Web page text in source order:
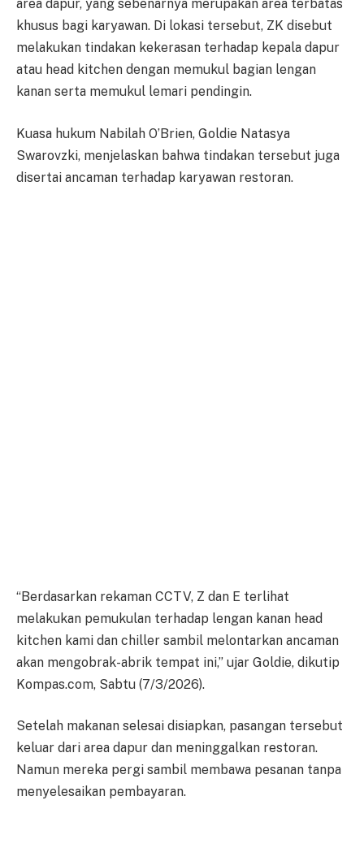
area dapur, yang sebenarnya merupakan area terbatas
khusus bagi karyawan. Di lokasi tersebut, ZK disebut
melakukan tindakan kekerasan terhadap kepala dapur
atau head kitchen dengan memukul bagian lengan
kanan serta memukul lemari pendingin.
Kuasa hukum Nabilah O’Brien, Goldie Natasya
Swarovzki, menjelaskan bahwa tindakan tersebut juga
disertai ancaman terhadap karyawan restoran.
“Berdasarkan rekaman CCTV, Z dan E terlihat
melakukan pemukulan terhadap lengan kanan head
kitchen kami dan chiller sambil melontarkan ancaman
akan mengobrak-abrik tempat ini,” ujar Goldie, dikutip
Kompas.com, Sabtu (7/3/2026).
Setelah makanan selesai disiapkan, pasangan tersebut
keluar dari area dapur dan meninggalkan restoran.
Namun mereka pergi sambil membawa pesanan tanpa
menyelesaikan pembayaran.